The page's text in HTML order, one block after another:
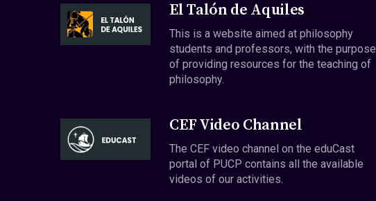
El Talón de Aquiles
This is a website aimed at philosophy
students and professors, with the purpose
of providing resources for the teaching of
philosophy.
CEF Video Channel
The CEF video channel on the eduCast
portal of PUCP contains all the available
videos of our activities.